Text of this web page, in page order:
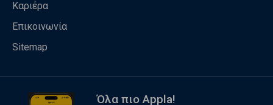
Καριέρα
Επικοινωνία
Sitemap
Όλα πιο Appla!